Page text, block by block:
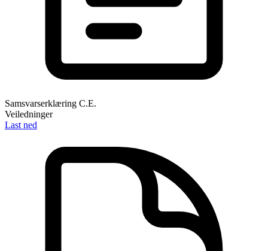
Samsvarserklæring C.E.
Veiledninger
Last ned